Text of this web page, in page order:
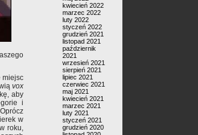
miejsc
vox
aby
i
w
roku,
kwiecień 2022
marzec 2022
luty 2022
styczeń 2022
grudzień 2021
listopad 2021
październik
2021
wrzesień 2021
sierpień 2021
lipiec 2021
czerwiec 2021
maj 2021
kwiecień 2021
marzec 2021
luty 2021
styczeń 2021
grudzień 2020